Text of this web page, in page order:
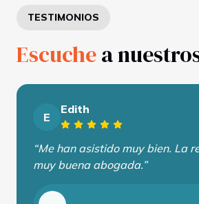
TESTIMONIOS
Escuchea
E
Edith
“Me han asistido muy bien. La
muy buena abogada.”